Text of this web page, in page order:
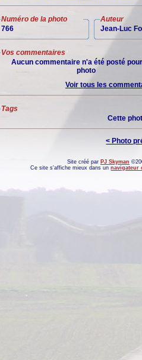
Numéro de la photo
766
Auteur
Jean-Luc
Vos commentaires
Aucun commentaire n'a été posté
photo
Voir tous les
Tags
Cette
< Photo
Site créé par PJ Skyman
Ce site s'affiche mieux dans unnavigateur